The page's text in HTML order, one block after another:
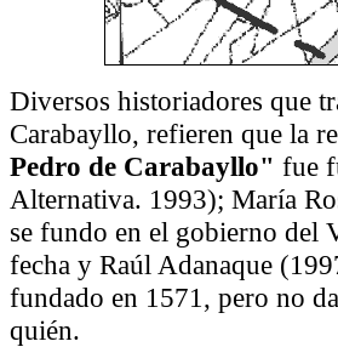
Diversos historiadores que
Carabayllo, refieren que la
Pedro de Carabayllo" fue
Alternativa. 1993); María
se fundo en el gobierno del
fecha y Raúl Adanaque
fundado en 1571, pero no
quién.